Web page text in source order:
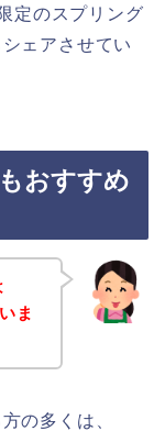
定のスプリング
ェアさせてい
おすすめ
ま
の多くは、